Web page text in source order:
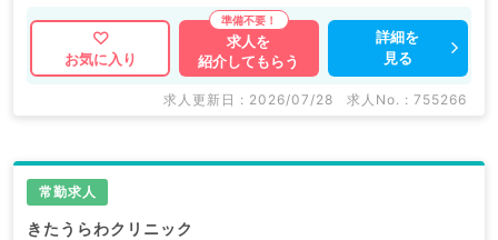
お気に入り
求人を
紹介してもらう
詳細を
見る
求人更新日 : 2026/07/28 求人No. : 755266
常勤求人
きたうらわクリニック